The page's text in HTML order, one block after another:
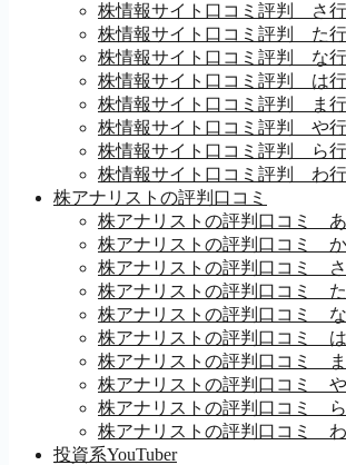
株情報サイト口コミ評判 さ行
株情報サイト口コミ評判 た行
株情報サイト口コミ評判 な行
株情報サイト口コミ評判 は行
株情報サイト口コミ評判 ま行
株情報サイト口コミ評判 や行
株情報サイト口コミ評判 ら行
株情報サイト口コミ評判 わ行
株アナリストの評判口コミ
株アナリストの評判口コミ
株アナリストの評判口コミ
株アナリストの評判口コミ
株アナリストの評判口コミ
株アナリストの評判口コミ
株アナリストの評判口コミ
株アナリストの評判口コミ
株アナリストの評判口コミ
株アナリストの評判口コミ
株アナリストの評判口コミ
投資系YouTuber